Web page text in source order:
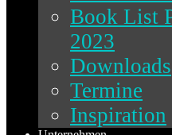
Book List
2023
Downloads
Termine
Inspiration